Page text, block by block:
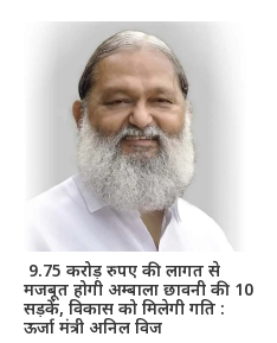
9.75 करोड़ रुपए की लागत से
मजबूत होगी अम्बाला छावनी की 10
सड़कें, विकास को मिलेगी गति :
ऊर्जा मंत्री अनिल विज